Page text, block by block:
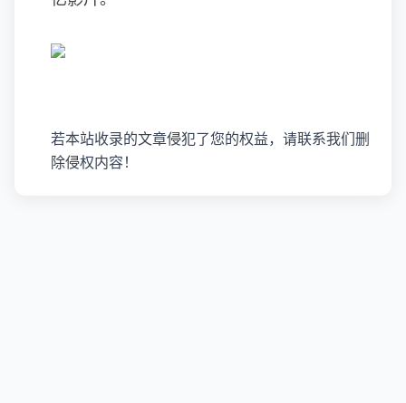
若本站收录的文章侵犯了您的权益，请联系我们删
除侵权内容！